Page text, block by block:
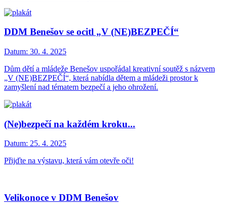
DDM Benešov se ocitl „V (NE)BEZPEČÍ“
Datum: 30. 4. 2025
Dům dětí a mládeže Benešov uspořádal kreativní soutěž s názvem
„V (NE)BEZPEČÍ“, která nabídla dětem a mládeži prostor k
zamyšlení nad tématem bezpečí a jeho ohrožení.
(Ne)bezpečí na každém kroku...
Datum: 25. 4. 2025
Přijďte na výstavu, která vám otevře oči!
Velikonoce v DDM Benešov